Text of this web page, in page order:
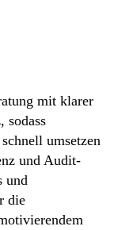
mit klarer
sodass
umsetzen
und Audit-
und
die